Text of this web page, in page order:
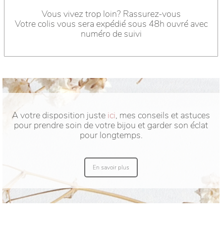
Vous vivez trop loin? Rassurez-vous
Votre colis vous sera expédié sous 48h ouvré avec
numéro de suivi
A votre disposition juste ici, mes conseils et astuces
pour prendre soin de votre bijou et garder son éclat
pour longtemps.
En savoir plus